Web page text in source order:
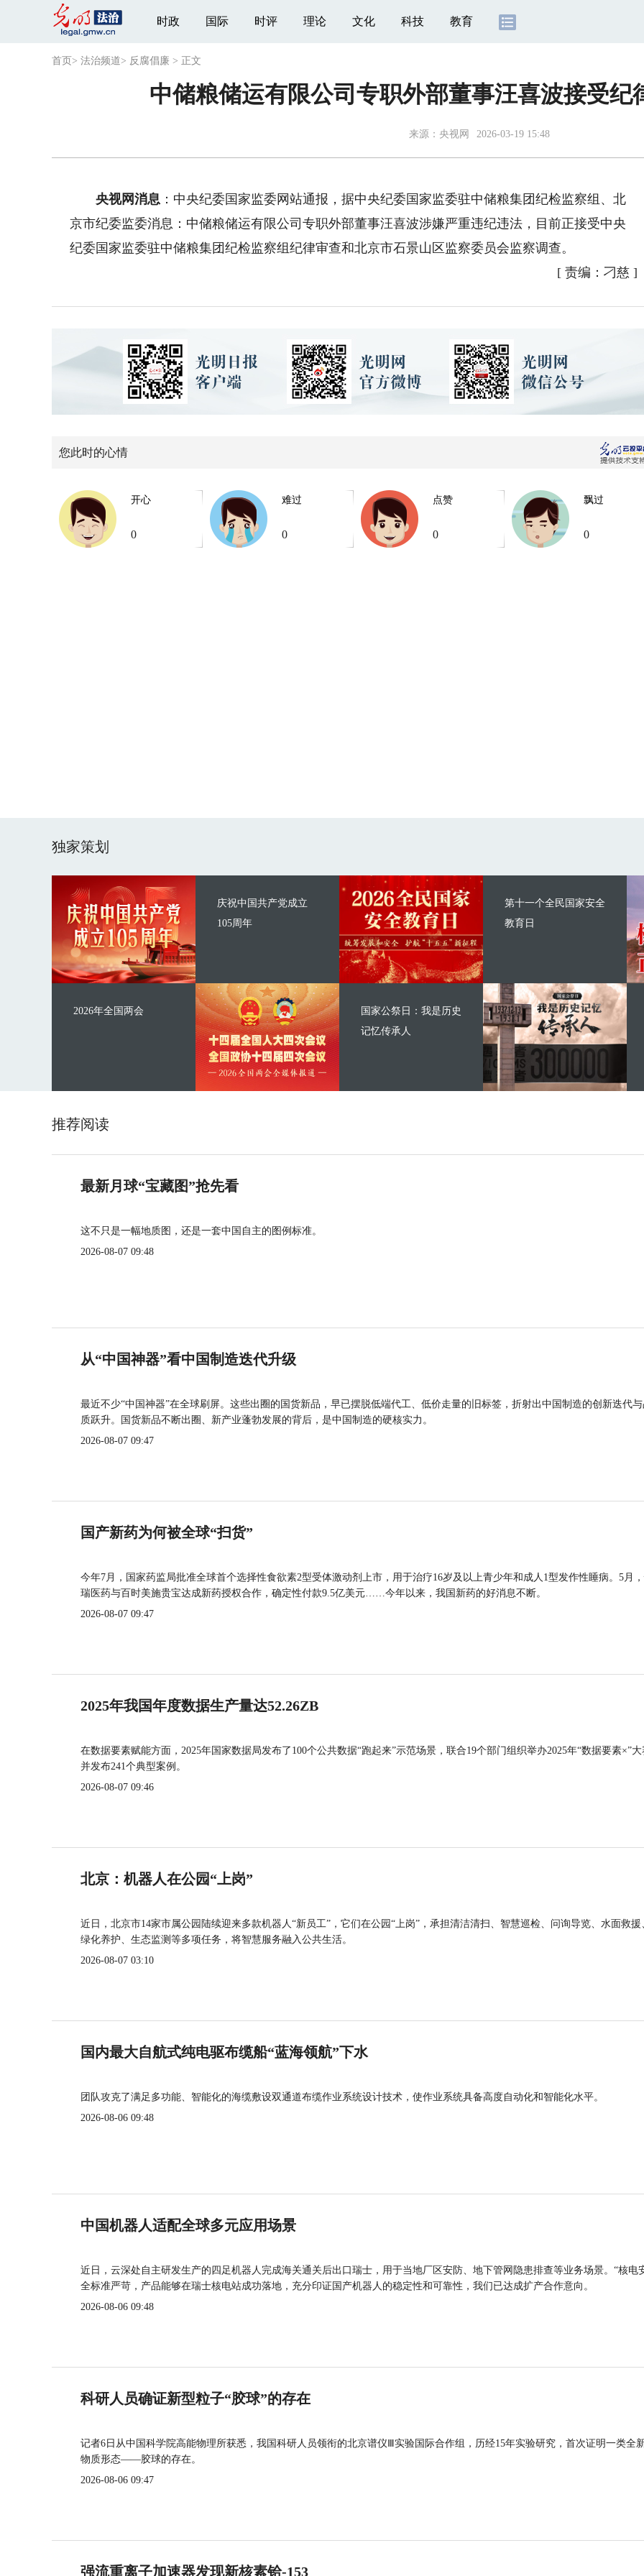
时政 国际 时评 理论 文化 科技 教育
首页 > 法治频道> 反腐倡廉 > 正文
中储粮储运有限公司专职外部董事汪喜波接受纪
来源： 央视网 2026-03-19 15:48
央视网消息 ：中央纪委国家监委网站通报，据中央纪委国家监委驻中储粮集团纪检监察组、北
京市纪委监委消息：中储粮储运有限公司专职外部董事汪喜波涉嫌严重违纪违法，目前正接受中央
纪委国家监委驻中储粮集团纪检监察组纪律审查和北京市石景山区监察委员会监察调查。
[ 责编：刁慈 ]
您此时的心情
开心
0
难过
0
点赞
0
飘过
0
独家策划
庆祝中国共产党成立
105周年
2026年全国两会
第十一个全民国家安全
教育日
国家公祭日：我是历史
记忆传承人
推荐阅读
最新月球“宝藏图”抢先看
这不只是一幅地质图，还是一套中国自主的图例标准。
2026-08-07 09:48
从“中国神器”看中国制造迭代升级
最近不少“中国神器”在全球刷屏。这些出圈的国货新品，早已摆脱低端代工、低价走量的旧标签，折射出中国制造的创新迭代
质跃升。国货新品不断出圈、新产业蓬勃发展的背后，是中国制造的硬核实力。
2026-08-07 09:47
国产新药为何被全球“扫货”
今年7月，国家药监局批准全球首个选择性食欲素2型受体激动剂上市，用于治疗16岁及以上青少年和成人1型发作性睡病。5月
瑞医药与百时美施贵宝达成新药授权合作，确定性付款9.5亿美元……今年以来，我国新药的好消息不断。
2026-08-07 09:47
2025年我国年度数据生产量达52.26ZB
在数据要素赋能方面，2025年国家数据局发布了100个公共数据“跑起来”示范场景，联合19个部门组织举办2025年“数据要素×”大
并发布241个典型案例。
2026-08-07 09:46
北京：机器人在公园“上岗”
近日，北京市14家市属公园陆续迎来多款机器人“新员工”，它们在公园“上岗”，承担清洁清扫、智慧巡检、问询导览、水面救援
绿化养护、生态监测等多项任务，将智慧服务融入公共生活。
2026-08-07 03:10
国内最大自航式纯电驱布缆船“蓝海领航”下水
团队攻克了满足多功能、智能化的海缆敷设双通道布缆作业系统设计技术，使作业系统具备高度自动化和智能化水平。
2026-08-06 09:48
中国机器人适配全球多元应用场景
近日，云深处自主研发生产的四足机器人完成海关通关后出口瑞士，用于当地厂区安防、地下管网隐患排查等业务场景。“核电
全标准严苛，产品能够在瑞士核电站成功落地，充分印证国产机器人的稳定性和可靠性，我们已达成扩产合作意向。
2026-08-06 09:48
科研人员确证新型粒子“胶球”的存在
记者6日从中国科学院高能物理所获悉，我国科研人员领衔的北京谱仪Ⅲ实验国际合作组，历经15年实验研究，首次证明一类全
物质形态——胶球的存在。
2026-08-06 09:47
强流重离子加速器发现新核素铪-153